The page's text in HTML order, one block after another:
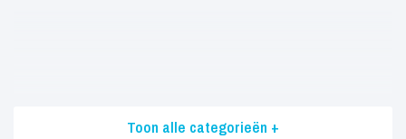
Toon alle categorieën +